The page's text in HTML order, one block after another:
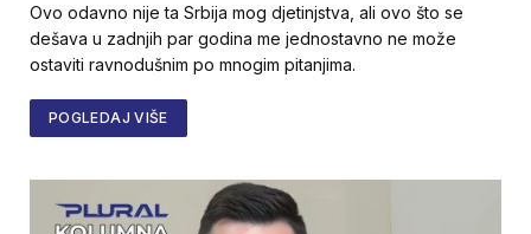
Ovo odavno nije ta Srbija mog djetinjstva, ali ovo što se
dešava u zadnjih par godina me jednostavno ne može
ostaviti ravnodušnim po mnogim pitanjima.
POGLEDAJ VIŠE